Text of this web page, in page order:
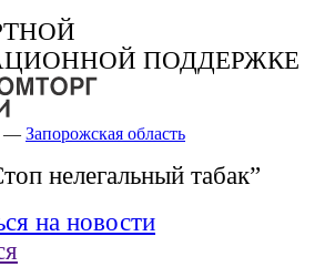
ПОДДЕРЖКЕ
— Запорожская область
нелегальный табак”
на новости